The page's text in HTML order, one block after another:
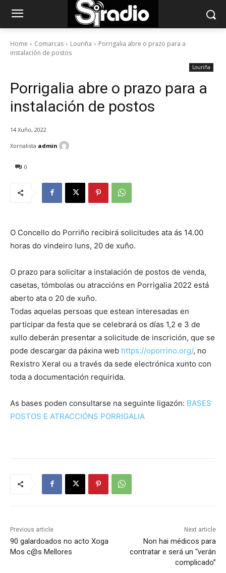
Home Comarcas Louriña
Porrigalia abre o prazo para a
instalación de postos
Louriña
Porrigalia abre o prazo para a
instalación de postos
14 Xuño, 2022
0
Xornalista admin
O Concello do Porriño recibirá solicitudes ata ás 14.00
horas do vindeiro luns, 20 de xuño.
O prazo para solicitar a instalación de postos de venda,
casetas, tómbolas ou atraccións en Porrigalia 2022 está
aberto ata o 20 de xuño.
Todas aquelas persoas que estean interesadas en
participar da festa que se celebrará os días 1,2 e 3 de
xullo deberán presentar a solicitude de inscrición, que se
pode descargar da páxina web https://oporrino.org/, no
Rexistro Xeral ou a través da sede electrónica xunto con
toda a documentación requirida.
As bases poden consultarse na seguinte ligazón: BASES
POSTOS E ATRACCIÓNS PORRIGALIA
Previous article
90 galardoados no acto Xoga
Mos c@s Mellores
Next article
Non hai médicos para
contratar e será un “verán
complicado”